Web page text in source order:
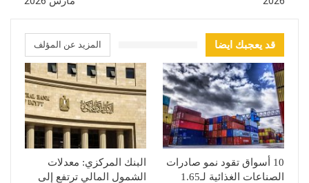
قد يعجبك ايضا المزيد عن المؤلف
10 أسواق تقود نمو صادرات
الصناعات الغذائية لـ1.65
البنك المركزي: معدلات
الشمول المالي ترتفع إلى